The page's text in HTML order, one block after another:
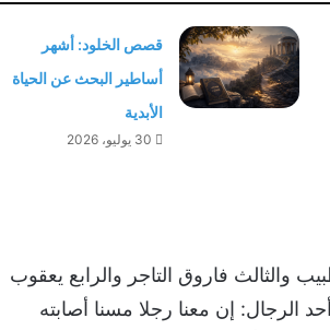
قصص الخلود: أشهر
أساطير البحث عن الحياة
الأبدية
30 يوليو، 2026
والثالث فاروق التاجر والرابع يعقوب
الرجال: إن معنا رجلا مسنا أصابته